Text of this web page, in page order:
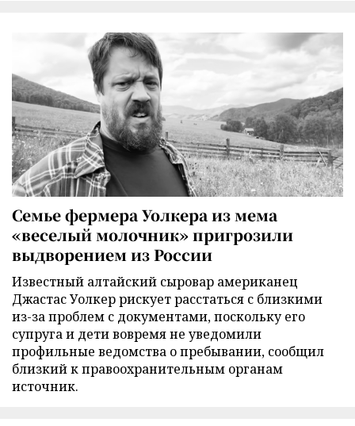
Семье фермера Уолкера из мема
«веселый молочник» пригрозили
выдворением из России
Известный алтайский сыровар американец
Джастас Уолкер рискует расстаться с близкими
из-за проблем с документами, поскольку его
супруга и дети вовремя не уведомили
профильные ведомства о пребывании, сообщил
близкий к правоохранительным органам
источник.